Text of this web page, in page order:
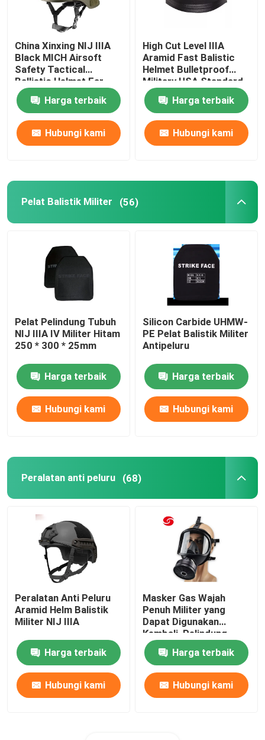
Pelat Balistik Militer
Peralatan anti peluru
Ransel Taktis Militer
Perlengkapan Luar Ruangan Taktis
Rompi Taktis Tempur
Peralatan Militer Taktis
Kendaraan lapis baja militer
Peralatan eod
Tas Bantuan Pertama
China Xinxing NIJ IIIA
Black MICH Airsoft
Safety Tactical
Ballistic Helmet Ear
Protection
Harga terbaik
Hubungi kami
High Cut Level IIIA
Aramid Fast Balistic
Helmet Bulletproof
Military USA Standard
Harga terbaik
Hubungi kami
Pelat Balistik Militer (56)
Pelat Pelindung Tubuh
NIJ IIIA IV Militer Hitam
250 * 300 * 25mm
Harga terbaik
Hubungi kami
Silicon Carbide UHMW-
PE Pelat Balistik Militer
Antipeluru
Harga terbaik
Hubungi kami
Peralatan anti peluru (68)
Peralatan Anti Peluru
Aramid Helm Balistik
Militer NIJ IIIA
Harga terbaik
Hubungi kami
Masker Gas Wajah
Penuh Militer yang
Dapat Digunakan
Kembali, Pelindung
Kimia Dan Biologis
Harga terbaik
Hubungi kami